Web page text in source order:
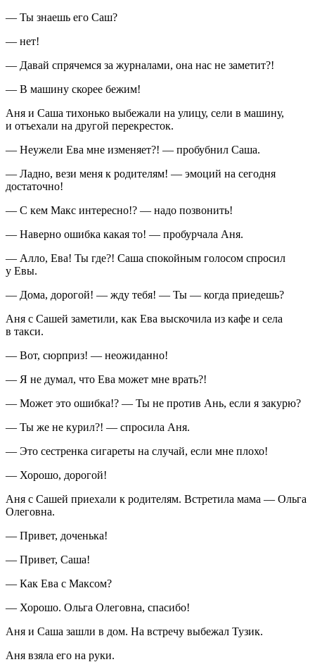
— Ты знаешь его Саш?
— нет!
— Давай спрячемся за журналами, она нас не заметит?!
— В машину скорее бежим!
Аня и Саша тихонько выбежали на улицу, сели в машину,
и отъехали на другой перекресток.
— Неужели Ева мне изменяет?! — пробубнил Саша.
— Ладно, вези меня к родителям! — эмоций на сегодня
достаточно!
— С кем Макс интересно!? — надо позвонить!
— Наверно ошибка какая то! — пробурчала Аня.
— Алло, Ева! Ты где?! Саша спокойным голосом спросил
у Евы.
— Дома, дорогой! — жду тебя! — Ты — когда приедешь?
Аня с Сашей заметили, как Ева выскочила из кафе и села
в такси.
— Вот, сюрприз! — неожиданно!
— Я не думал, что Ева может мне врать?!
— Может это ошибка!? — Ты не против Ань, если я закурю?
— Ты же не курил?! — спросила Аня.
— Это сестренка сигареты на случай, если мне плохо!
— Хорошо, дорогой!
Аня с Сашей приехали к родителям. Встретила мама — Ольга
Олеговна.
— Привет, доченька!
— Привет, Саша!
— Как Ева с Максом?
— Хорошо. Ольга Олеговна, спасибо!
Аня и Саша зашли в дом. На встречу выбежал Тузик.
Аня взяла его на руки.